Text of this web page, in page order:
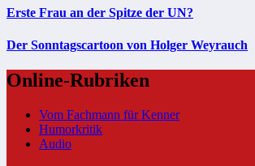
Erste Frau an der Spitze der UN?
Der Sonntagscartoon von Holger Weyrauch
Online-Rubriken
Vom Fachmann für Kenner
Humorkritik
Audio